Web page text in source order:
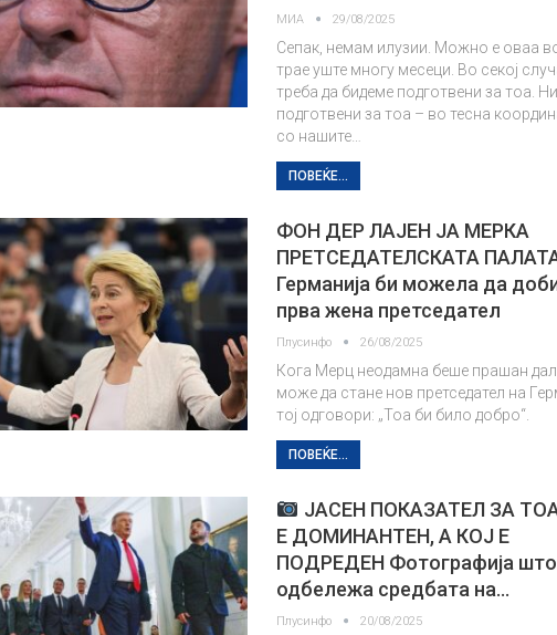
МИА 29/08/2025
Сепак, немам илузии. Можно е оваа
трае уште многу месеци. Во секој
треба да бидеме подготвени за тоа.
подготвени за тоа – во тесна
со нашите…
ПОВЕЌЕ...
ФОН ДЕР ЛАЈЕН ЈА МЕРКА
ПРЕТСЕДАТЕЛСКАТА
Германија би можела да
прва жена претседател
Плусинфо 26/08/2025
Кога Мерц неодамна беше прашан
може да стане нов претседател на
тој одговори: „Тоа би било добро“.
ПОВЕЌЕ...
ЈАСЕН ПОКАЗАТЕЛ ЗА
Е ДОМИНАНТЕН, А КОЈ E
ПОДРЕДЕН Фотографија што
одбележа средбата на…
Плусинфо 20/08/2025